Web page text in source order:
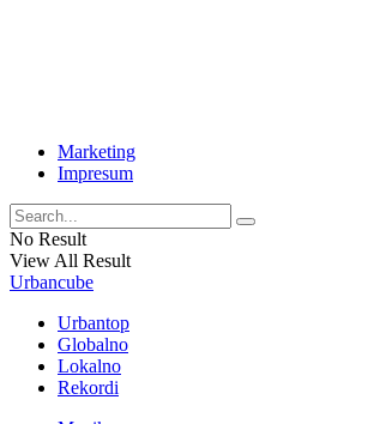
Marketing
Impresum
No Result
View All Result
Urbancube
Urbantop
Globalno
Lokalno
Rekordi